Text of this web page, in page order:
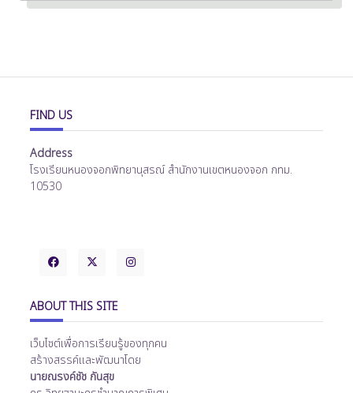
FIND US
Address
โรงเรียนหนองจอกพิทยานุสรณ์ สำนักงานเขตหนองจอก กทม.
10530
ABOUT THIS SITE
เว็บไซต์เพื่อการเรียนรู้ของทุกคน
สร้างสรรค์และพัฒนาโดย
นายณรงค์ชัช กันสุข